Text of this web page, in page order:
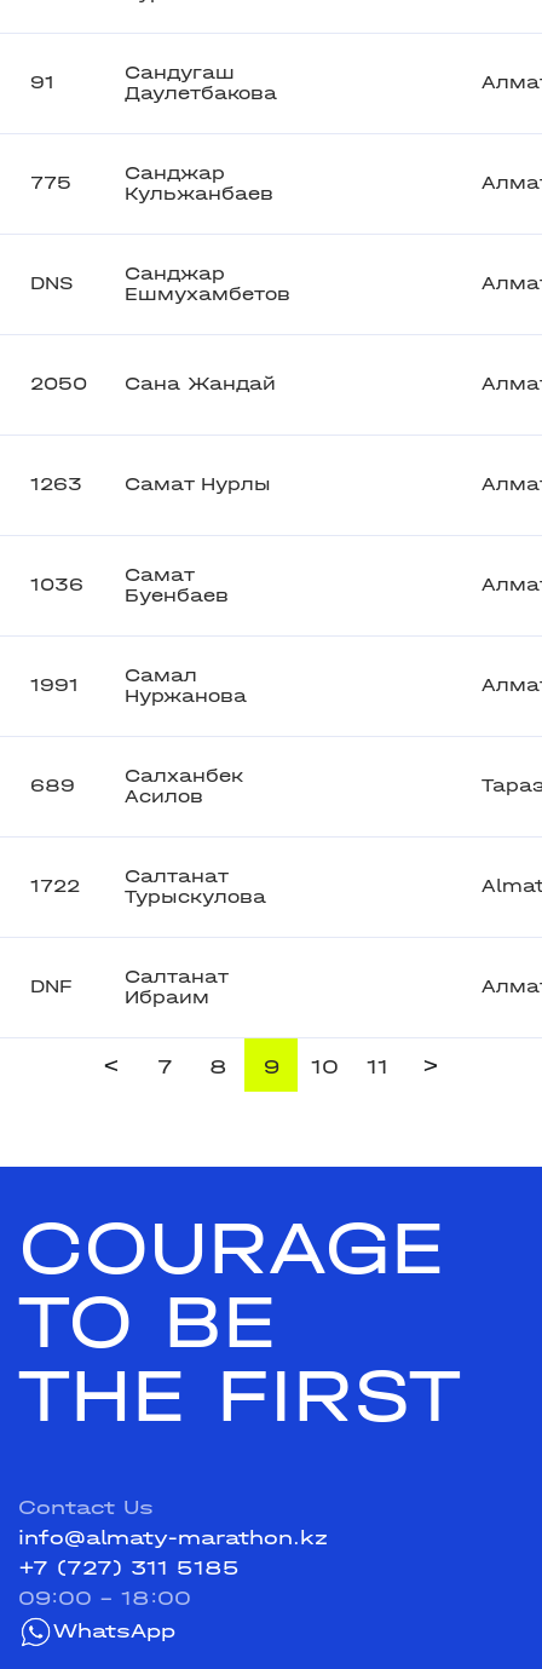
91
Сандугаш
Даулетбакова
775
Санджар
Кульжанбаев
DNS
Санджар
Ешмухамбетов
2050 Сана Жандай
1263 Самат Нурлы
1036
Самат
Буенбаев
1991
Самал
Нуржанова
689
Салханбек
Асилов
1722
Салтанат
Турыскулова
DNF
Салтанат
Ибраим
< 7 8 9 10 11 >
COURAGE
TO BE
THE FIRST
Contact Us
info@almaty-marathon.kz
+7 (727) 311 5185
09:00 - 18:00
WhatsApp